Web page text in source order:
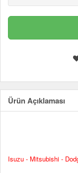
Ürün Açıklaması
Isuzu - Mitsubishi -